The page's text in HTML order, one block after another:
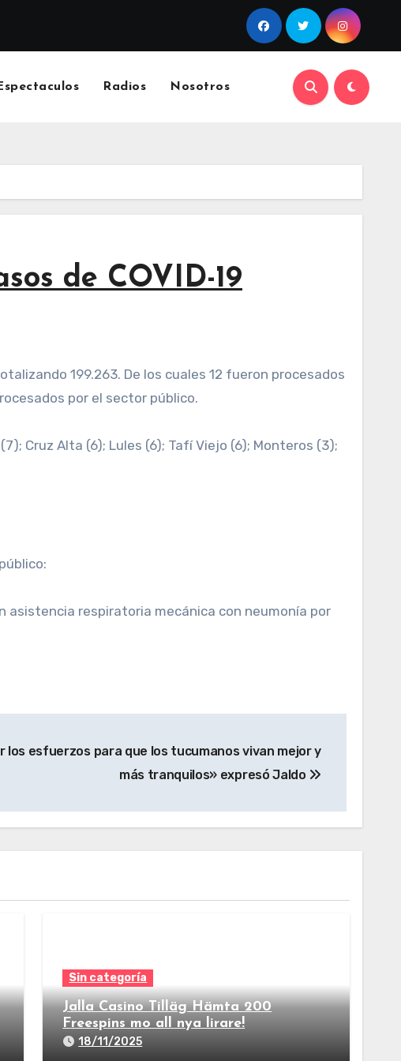
Radios Nosotros
de COVID-19
por el sector público.
Cruz Alta (6); Lules (6); Tafí Viejo (6); Monteros (3);
asistencia respiratoria mecánica con neumonía por
los esfuerzos para que los tucumanos vivan mejor y
más tranquilos» expresó Jaldo
Sin categoría
Jalla Casino Tilläg Hämta 200
Freespins mo all nya lirare!
18/11/2025